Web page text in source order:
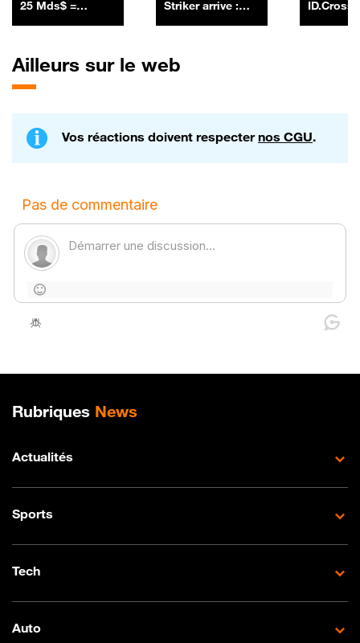
25 Mds$ =
obligataire en
levant 25 Mds$ -
Striker arrive :
ID.Cross
Ailleurs sur le web
Vos réactions doivent respecternos CGU.
Plan de site
Rubriques News
Actualités
Sports
Tech
Auto